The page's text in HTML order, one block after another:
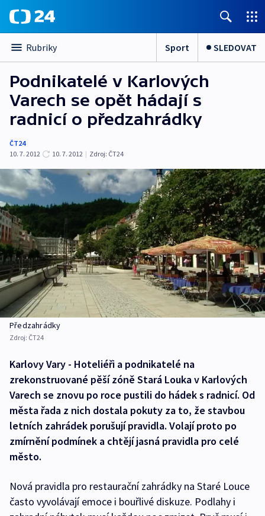
Rubriky Sport SLEDOVAT
Podnikatelé v Karlových
Varech se opět hádají s
radnicí o předzahrádky
ČT24
10. 7. 2012
10. 7. 2012 | Zdroj: ČT24
Předzahrádky
Zdroj: ČT24
Karlovy Vary - Hoteliéři a podnikatelé na
zrekonstruované pěší zóně Stará Louka v Karlových
Varech se znovu po roce pustili do hádek s radnicí. Od
města řada z nich dostala pokuty za to, že stavbou
letních zahrádek porušují pravidla. Volají proto po
zmírnění podmínek a chtějí jasná pravidla pro celé
město.
Nová pravidla pro restaurační zahrádky na Staré Louce
často vyvolávají emoce i bouřlivé diskuze. Podlahy i